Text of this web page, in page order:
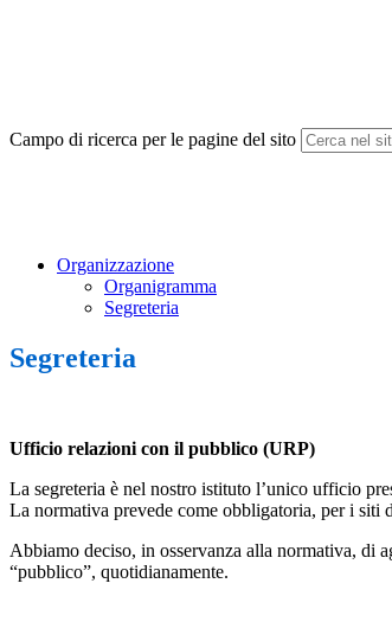
Campo di ricerca per le pagine del sito
Organizzazione
Organigramma
Segreteria
Segreteria
Ufficio relazioni con il pubblico (URP)
La segreteria è nel nostro istituto l’unico ufficio
La normativa prevede come obbligatoria, per i
Abbiamo deciso, in osservanza alla normativa, di
“pubblico”, quotidianamente.